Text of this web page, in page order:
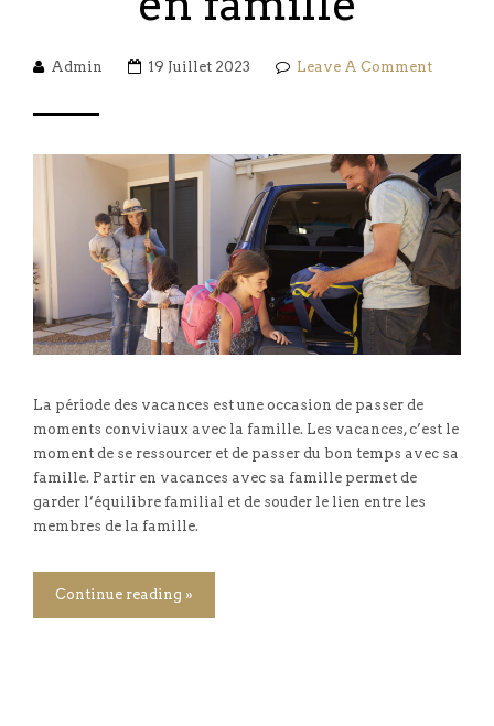
Admin 19 Juillet 2023 Leave A Comment
La période des vacances est une occasion de passer de
moments conviviaux avec la famille. Les vacances, c’est le
moment de se ressourcer et de passer du bon temps avec sa
famille. Partir en vacances avec sa famille permet de
garder l’équilibre familial et de souder le lien entre les
membres de la famille.
Continue reading »